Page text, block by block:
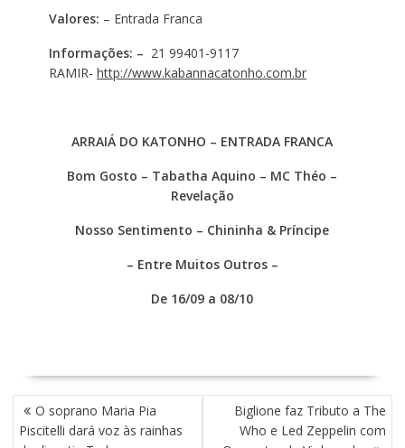
Valores: – Entrada Franca
Informações: – 21 99401-9117
RAMIR- http://www.kabannacatonho.com.br
ARRAIÁ DO KATONHO – ENTRADA FRANCA
Bom Gosto – Tabatha Aquino – MC Théo –
Revelação
Nosso Sentimento – Chininha & Príncipe
– Entre Muitos Outros –
De 16/09 a 08/10
N
A
O soprano Maria Pia
Piscitelli dará voz às rainhas
Biglione faz Tributo a The
Who e Led Zeppelin com